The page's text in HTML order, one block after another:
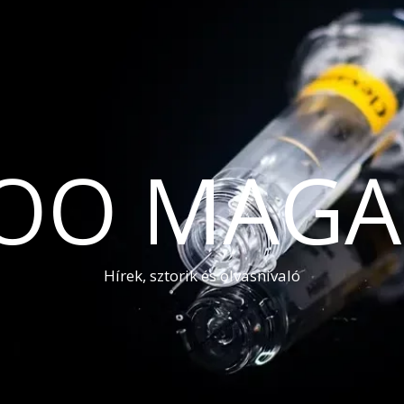
Hírek, sztorik és olvasnivaló